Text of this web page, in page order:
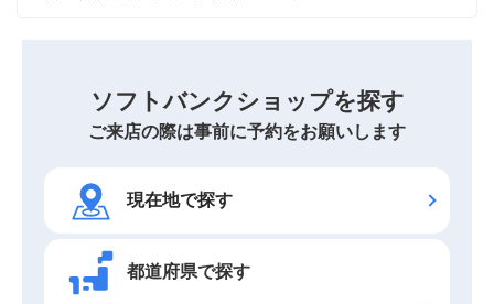
ソフトバンクショップを探す
ご来店の際は事前に予約をお願いします
現在地で探す
都道府県で探す